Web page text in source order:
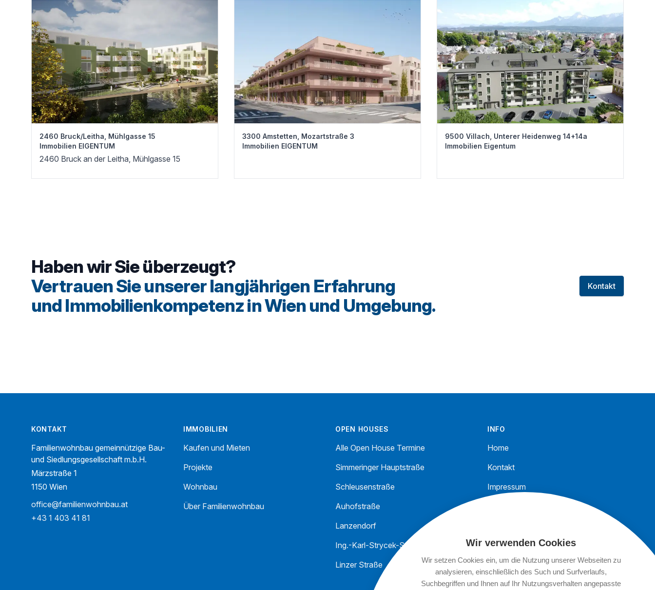
Wir verwenden Cookies
Wir setzen Cookies ein, um die Nutzung unserer Webseiten zu
analysieren, einschließlich des Such und Surfverlaufs,
Suchbegriffen und Ihnen auf Ihr Nutzungsverhalten angepasste
2460 Bruck/Leitha, Mühlgasse 15
Immobilien EIGENTUM
2460 Bruck an der Leitha, Mühlgasse 15
3300 Amstetten, Mozartstraße 3
Immobilien EIGENTUM
9500 Villach, Unterer Heidenweg 14+14a
Immobilien Eigentum
Haben wir Sie überzeugt?
Vertrauen Sie unserer langjährigen Erfahrung
und Immobilien­kompetenz in Wien und Umgebung.
Kontakt
KONTAKT
Familienwohnbau gemeinnützige Bau-
und Siedlungsgesellschaft m.b.H.
Märzstraße 1
1150 Wien
office@familienwohnbau.at
+43 1 403 41 81
IMMOBILIEN
Kaufen und Mieten
Projekte
Wohnbau
Über Familienwohnbau
OPEN HOUSES
Alle Open House Termine
Simmeringer Hauptstraße
Schleusenstraße
Auhofstraße
Lanzendorf
Ing.-Karl-Strycek-Straße
Linzer Straße
INFO
Home
Kontakt
Impressum